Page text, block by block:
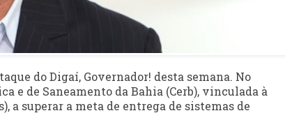
do Digaí, Governador! desta semana. No
e de Saneamento da Bahia (Cerb), vinculada à
a superar a meta de entrega de sistemas de